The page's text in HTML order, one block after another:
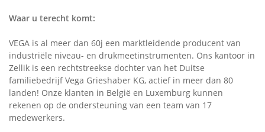
Waar u terecht komt:
VEGA is al meer dan 60j een marktleidende producent van
industriële niveau- en drukmeetinstrumenten. Ons kantoor in
Zellik is een rechtstreekse dochter van het Duitse
familiebedrijf Vega Grieshaber KG, actief in meer dan 80
landen! Onze klanten in België en Luxemburg kunnen
rekenen op de ondersteuning van een team van 17
medewerkers.